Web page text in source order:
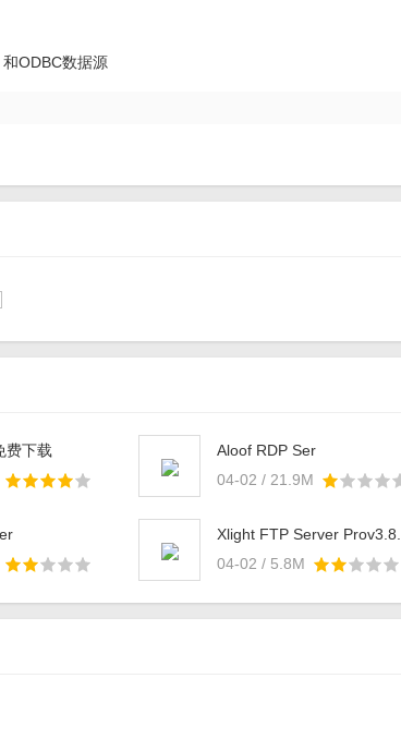
ODBC数据源
费下载
Aloof RDP Ser
04-02 / 21.9M
Xlight FTP Server
04-02 / 5.8M